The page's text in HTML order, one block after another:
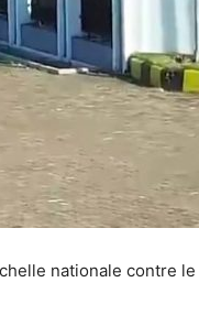
nationale contre